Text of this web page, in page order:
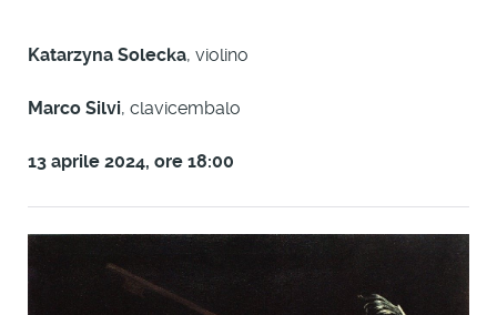
Katarzyna Solecka, violino
Marco Silvi, clavicembalo
13 aprile 2024, ore 18:00